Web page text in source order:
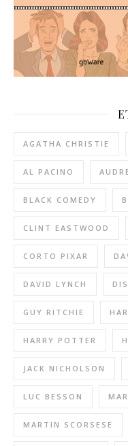
AGATHA CHRISTIE
AL PACINO
BLACK COMEDY
CLINT EASTWOOD
CORTO PIXAR
DAVID LYNCH
GUY RITCHIE
HARRY POTTER
JACK NICHOLSON
LUC BESSON
MARTIN SCORSESE